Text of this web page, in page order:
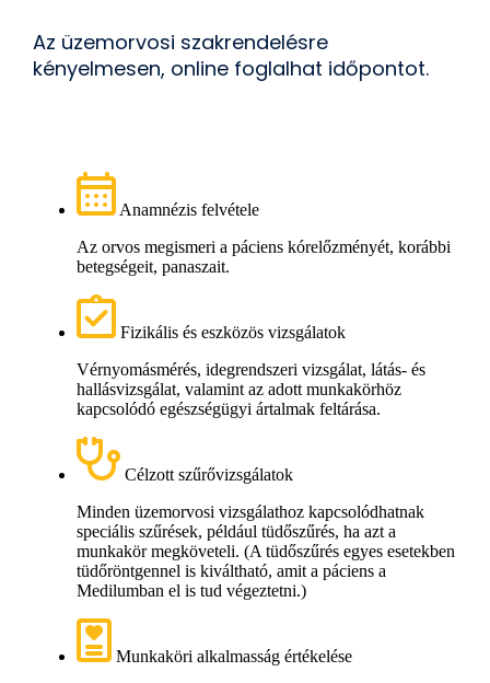
Az üzemorvosi szakrendelésre
kényelmesen, online foglalhat időpontot.
Anamnézis felvétele
Az orvos megismeri a páciens kórelőzményét, korábbi
betegségeit, panaszait.
Fizikális és eszközös vizsgálatok
Vérnyomásmérés, idegrendszeri vizsgálat, látás- és
hallásvizsgálat, valamint az adott munkakörhöz
kapcsolódó egészségügyi ártalmak feltárása.
Célzott szűrővizsgálatok
Minden üzemorvosi vizsgálathoz kapcsolódhatnak
speciális szűrések, például tüdőszűrés, ha azt a
munkakör megköveteli. (A tüdőszűrés egyes esetekben
tüdőröntgennel is kiváltható, amit a páciens a
Medilumban el is tud végeztetni.)
Munkaköri alkalmasság értékelése